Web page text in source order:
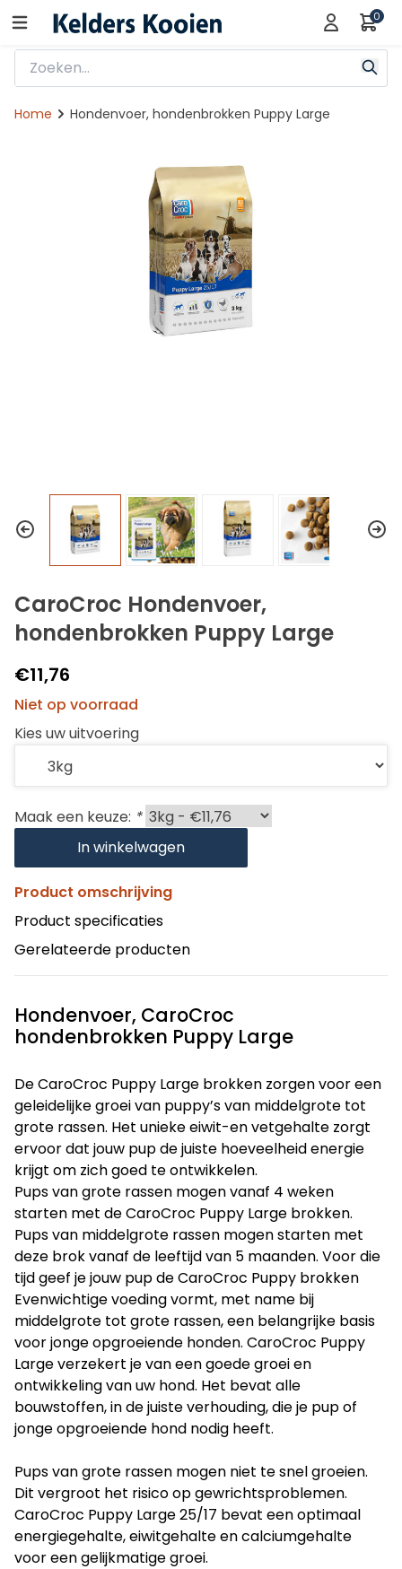
0
Home Hondenvoer, hondenbrokken Puppy Large
CaroCroc Hondenvoer,
hondenbrokken Puppy Large
€11,76
Niet op voorraad
Kies uw uitvoering
Maak een keuze: *
In winkelwagen
Product omschrijving
Product specificaties
Gerelateerde producten
Hondenvoer, CaroCroc
hondenbrokken Puppy Large
De CaroCroc Puppy Large brokken zorgen voor een
geleidelijke groei van puppy’s van middelgrote tot
grote rassen. Het unieke eiwit-en vetgehalte zorgt
ervoor dat jouw pup de juiste hoeveelheid energie
krijgt om zich goed te ontwikkelen.
Pups van grote rassen mogen vanaf 4 weken
starten met de CaroCroc Puppy Large brokken.
Pups van middelgrote rassen mogen starten met
deze brok vanaf de leeftijd van 5 maanden. Voor die
tijd geef je jouw pup de CaroCroc Puppy brokken
Evenwichtige voeding vormt, met name bij
middelgrote tot grote rassen, een belangrijke basis
voor jonge opgroeiende honden. CaroCroc Puppy
Large verzekert je van een goede groei en
ontwikkeling van uw hond. Het bevat alle
bouwstoffen, in de juiste verhouding, die je pup of
jonge opgroeiende hond nodig heeft.
Pups van grote rassen mogen niet te snel groeien.
Dit vergroot het risico op gewrichtsproblemen.
CaroCroc Puppy Large 25/17 bevat een optimaal
energiegehalte, eiwitgehalte en calciumgehalte
voor een gelijkmatige groei.